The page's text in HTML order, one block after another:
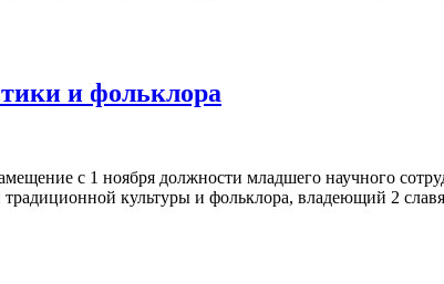
и фольклора
с 1 ноября должности младшего научного
традиционной культуры и фольклора, владеющий 2